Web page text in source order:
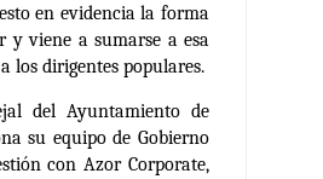
en evidencia la forma
y viene a sumarse a esa
los dirigentes populares.
del Ayuntamiento de
su equipo de Gobierno
con Azor Corporate,